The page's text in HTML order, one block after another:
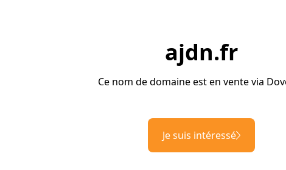
ajdn.fr
Ce nom de domaine est en vente via
Je suis intéressé